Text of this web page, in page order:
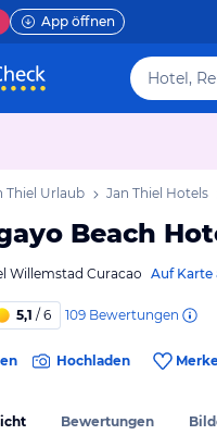
App öffnen
Thiel Urlaub Jan Thiel Hotels
Beach
Willemstad Curacao Auf Karte
5,1 / 6 109 Bewertungen
Hochladen
Bewertungen